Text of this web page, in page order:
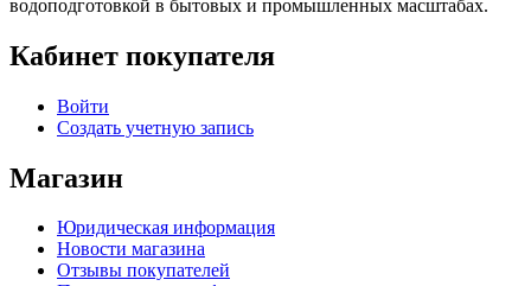
водоподготовкой в бытовых и промышленных масштабах.
Кабинет покупателя
Войти
Создать учетную запись
Магазин
Юридическая информация
Новости магазина
Отзывы покупателей